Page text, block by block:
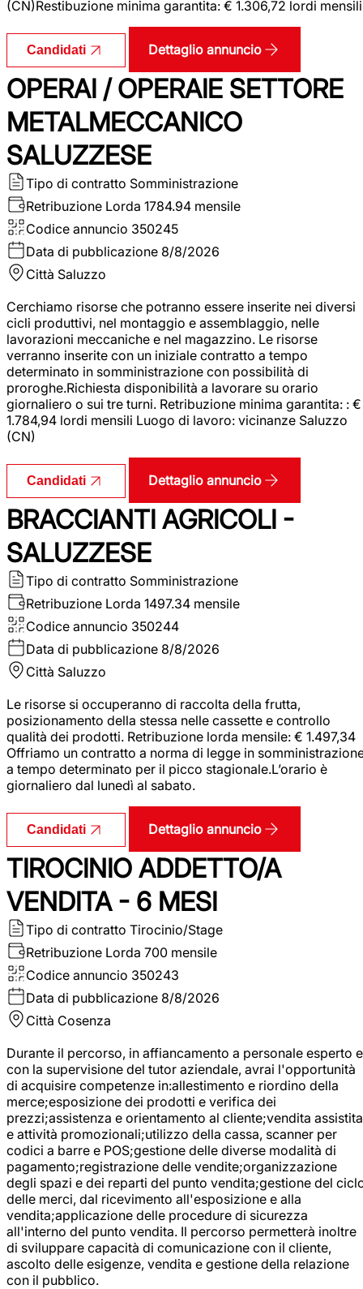
(CN)Restibuzione minima garantita: € 1.306,72 lordi mensili
Candidati Dettaglio annuncio
OPERAI / OPERAIE SETTORE
METALMECCANICO
SALUZZESE
Tipo di contratto Somministrazione
Retribuzione Lorda 1784.94 mensile
Codice annuncio 350245
Data di pubblicazione 8/8/2026
Città Saluzzo
Cerchiamo risorse che potranno essere inserite nei diversi
cicli produttivi, nel montaggio e assemblaggio, nelle
lavorazioni meccaniche e nel magazzino. Le risorse
verranno inserite con un iniziale contratto a tempo
determinato in somministrazione con possibilità di
proroghe.Richiesta disponibilità a lavorare su orario
giornaliero o sui tre turni. Retribuzione minima garantita: : €
1.784,94 lordi mensili Luogo di lavoro: vicinanze Saluzzo
(CN)
Candidati Dettaglio annuncio
BRACCIANTI AGRICOLI -
SALUZZESE
Tipo di contratto Somministrazione
Retribuzione Lorda 1497.34 mensile
Codice annuncio 350244
Data di pubblicazione 8/8/2026
Città Saluzzo
Le risorse si occuperanno di raccolta della frutta,
posizionamento della stessa nelle cassette e controllo
qualità dei prodotti. Retribuzione lorda mensile: € 1.497,34
Offriamo un contratto a norma di legge in
a tempo determinato per il picco stagionale.L’orario è
giornaliero dal lunedì al sabato.
Candidati Dettaglio annuncio
TIROCINIO ADDETTO/A
VENDITA - 6 MESI
Tipo di contratto Tirocinio/Stage
Retribuzione Lorda 700 mensile
Codice annuncio 350243
Data di pubblicazione 8/8/2026
Città Cosenza
Durante il percorso, in affiancamento a personale esperto e
con la supervisione del tutor aziendale, avrai l'opportunità
di acquisire competenze in:allestimento e riordino della
merce;esposizione dei prodotti e verifica dei
prezzi;assistenza e orientamento al cliente;vendita assistita
e attività promozionali;utilizzo della cassa, scanner per
codici a barre e POS;gestione delle diverse modalità di
pagamento;registrazione delle vendite;organizzazione
degli spazi e dei reparti del punto vendita;gestione del
delle merci, dal ricevimento all'esposizione e alla
vendita;applicazione delle procedure di sicurezza
all'interno del punto vendita. Il percorso permetterà inoltre
di sviluppare capacità di comunicazione con il cliente,
ascolto delle esigenze, vendita e gestione della relazione
con il pubblico.